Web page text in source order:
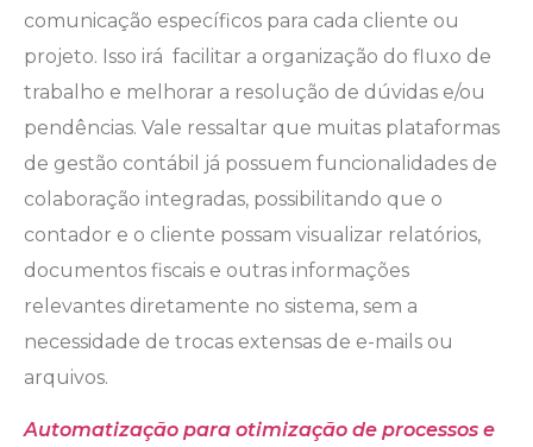
comunicação específicos para cada cliente ou
projeto. Isso irá facilitar a organização do fluxo de
trabalho e melhorar a resolução de dúvidas e/ou
pendências. Vale ressaltar que muitas plataformas
de gestão contábil já possuem funcionalidades de
colaboração integradas, possibilitando que o
contador e o cliente possam visualizar relatórios,
documentos fiscais e outras informações
relevantes diretamente no sistema, sem a
necessidade de trocas extensas de e-mails ou
arquivos.
Automatização para otimização de processos e